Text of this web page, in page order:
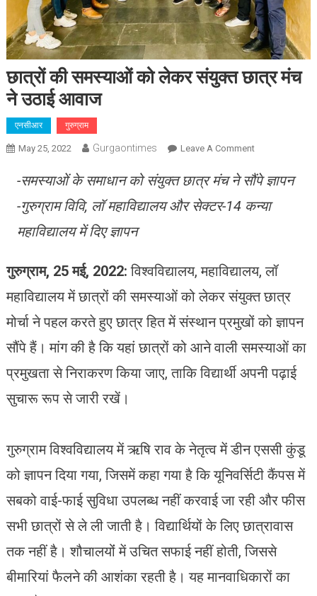
छात्रों की समस्याओं को लेकर संयुक्त छात्र मंच
ने उठाई आवाज
एनसीआर गुरुग्राम
May 25, 2022 Gurgaontimes Leave A CommentOn
की
को
मंच
ने
आवाज
-समस्याओं के समाधान को संयुक्त छात्र मंच ने सौंपे ज्ञापन
-गुरुग्राम विवि, लॉ महाविद्यालय और सेक्टर-14 कन्या
महाविद्यालय में दिए ज्ञापन
गुरुग्राम, 25 मई, 2022: विश्वविद्यालय, महाविद्यालय, लॉ
महाविद्यालय में छात्रों की समस्याओं को लेकर संयुक्त छात्र
मोर्चा ने पहल करते हुए छात्र हित में संस्थान प्रमुखों को ज्ञापन
सौंपे हैं। मांग की है कि यहां छात्रों को आने वाली समस्याओं का
प्रमुखता से निराकरण किया जाए, ताकि विद्यार्थी अपनी पढ़ाई
सुचारू रूप से जारी रखें।
गुरुग्राम विश्वविद्यालय में ऋषि राव के नेतृत्व में डीन एससी कुंडू
को ज्ञापन दिया गया, जिसमें कहा गया है कि यूनिवर्सिटी कैंपस में
सबको वाई-फाई सुविधा उपलब्ध नहीं करवाई जा रही और फीस
सभी छात्रों से ले ली जाती है। विद्यार्थियों के लिए छात्रावास
तक नहीं है। शौचालयोंं में उचित सफाई नहीं होती, जिससे
बीमारियां फैलने की आशंका रहती है। यह मानवाधिकारों का